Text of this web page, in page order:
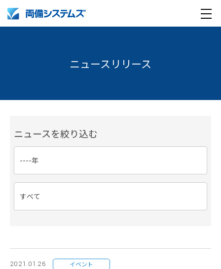
両備グループ CSOメッセージ
COOメッセージ
パーパス体系
事業所一覧
採用情報トップ
新卒採用
キャリア採用
English
company profile
Medical AI product information
ニュースリリース
ニュースを絞り込む
2021.01.26 イベント